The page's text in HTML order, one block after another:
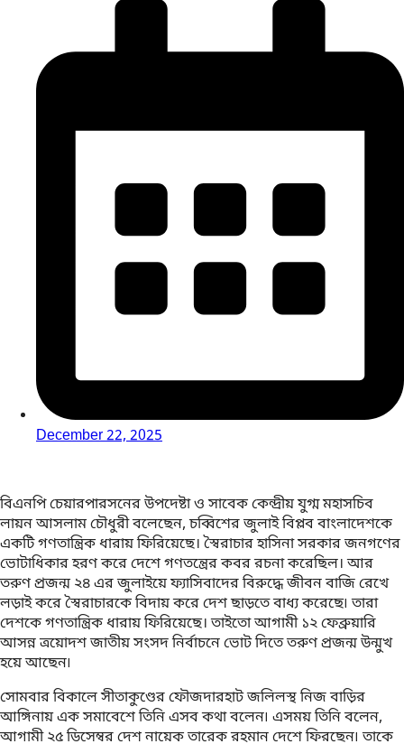
December 22, 2025
বিএনপি চেয়ারপারসনের উপদেষ্টা ও সাবেক কেন্দ্রীয় যুগ্ম মহাসচিব
লায়ন আসলাম চৌধুরী বলেছেন, চব্বিশের জুলাই বিপ্লব বাংলাদেশকে
একটি গণতান্ত্রিক ধারায় ফিরিয়েছে। স্বৈরাচার হাসিনা সরকার জনগণের
ভোটাধিকার হরণ করে দেশে গণতন্ত্রের কবর রচনা করেছিল। আর
তরুণ প্রজন্ম ২৪ এর জুলাইয়ে ফ্যাসিবাদের বিরুদ্ধে জীবন বাজি রেখে
লড়াই করে স্বৈরাচারকে বিদায় করে দেশ ছাড়তে বাধ্য করেছে৷ তারা
দেশকে গণতান্ত্রিক ধারায় ফিরিয়েছে। তাইতো আগামী ১২ ফেব্রুয়ারি
আসন্ন ত্রয়োদশ জাতীয় সংসদ নির্বাচনে ভোট দিতে তরুণ প্রজন্ম উন্মুখ
হয়ে আছেন৷
সোমবার বিকালে সীতাকুণ্ডের ফৌজদারহাট জলিলস্থ নিজ বাড়ির
আঙ্গিনায় এক সমাবেশে তিনি এসব কথা বলেন৷ এসময় তিনি বলেন,
আগামী ২৫ ডিসেম্বর দেশ নায়েক তারেক রহমান দেশে ফিরছেন৷ তাকে